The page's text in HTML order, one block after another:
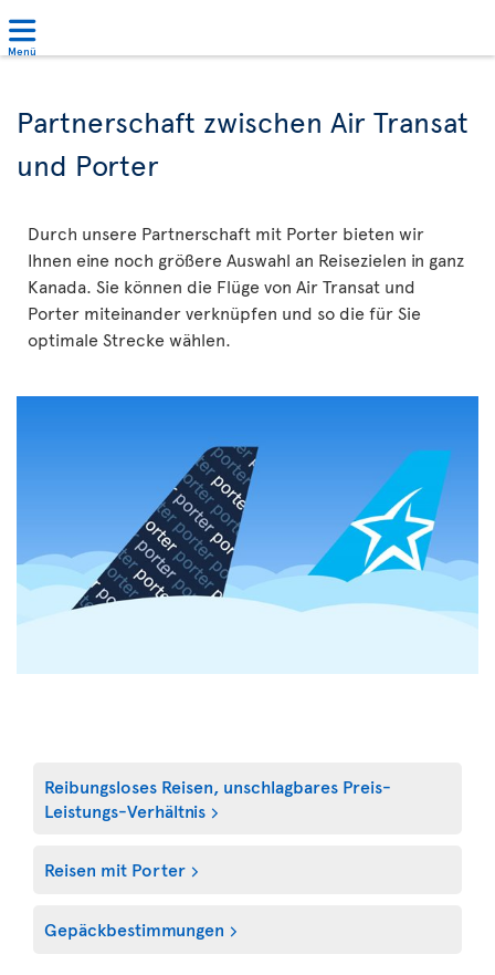
Menü
Partnerschaft zwischen Air Transat
und Porter
Durch unsere Partnerschaft mit Porter bieten wir
Ihnen eine noch größere Auswahl an Reisezielen in ganz
Kanada. Sie können die Flüge von Air Transat und
Porter miteinander verknüpfen und so die für Sie
optimale Strecke wählen.
Reibungsloses Reisen, unschlagbares Preis-
Leistungs-Verhältnis
Reisen mit Porter
Gepäckbestimmungen